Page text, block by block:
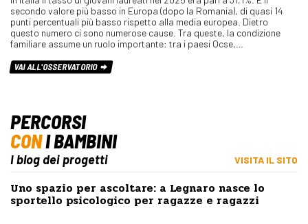
secondo valore più basso in Europa (dopo la Romania), di quasi 14
punti percentuali più basso rispetto alla media europea. Dietro
questo numero ci sono numerose cause. Tra queste, la condizione
familiare assume un ruolo importante: tra i paesi Ocse,…
VAI ALL'OSSERVATORIO
PERCORSI
CONI BAMBINI
I blog dei progetti VISITA IL SITO
Uno spazio per ascoltare: a Legnaro nasce lo
sportello psicologico per ragazze e ragazzi